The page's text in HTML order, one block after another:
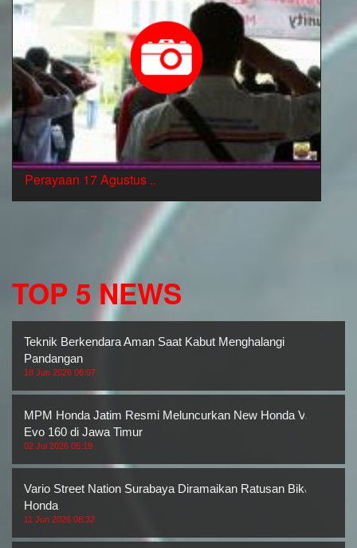
Perayaan 17 Agustus ..
TOP 5 NEWS
Teknik Berkendara Aman Saat Kabut Menghalangi
Pandangan
18 Jun 2026 06:07
MPM Honda Jatim Resmi Meluncurkan New Honda Vario
Evo 160 di Jawa Timur
02 Jul 2026 05:19
Vario Street Nation Surabaya Diramaikan Ratusan Bikers
Honda
11 Jun 2026 08:32